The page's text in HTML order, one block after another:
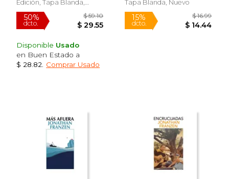
50% $ 38.47 40% $
Edición, Tapa Blanda,
Nuevo
Disponible Usado
en Buen Estado a
$ 28.82
Comprar Usado
Tapa Blanda, Nuevo